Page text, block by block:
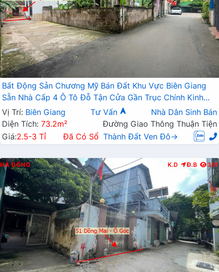
Bất Động Sản Chương Mỹ Bán Đất Khu Vực Biên Giang
Sẵn Nhà Cấp 4 Ô Tô Đỗ Tận Cửa Gần Trục Chính Kinh
Doanh
Vị Trí: Biên Giang Tư Vấn
Nhà Dân Sinh Bán
Diện Tích: 73.2m²
Đường Giao Thông Thuận Tiện
Giá:2.5-3 Tỉ Đã Có Sổ Thành Đất Ven Đô→
HÀ ĐÔNG K.D Đ.B 361